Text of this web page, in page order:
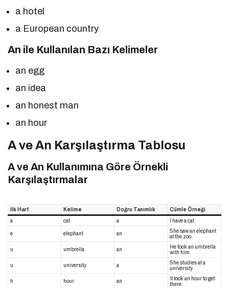
a hotel
a European country
An ile Kullanılan Bazı Kelimeler
an egg
an idea
an honest man
an hour
A ve An Karşılaştırma Tablosu
A ve An Kullanımına Göre Örnekli
Karşılaştırmalar
İlk Harf Kelime Doğru Tanımlık
Cümle Örneği
a
cat a I have a cat.
e elephant an
She saw an elephant
at the zoo.
u umbrella an
He took an umbrella
with him.
u university a
She studies at a
university.
h hour an
It took an hour to get
there.